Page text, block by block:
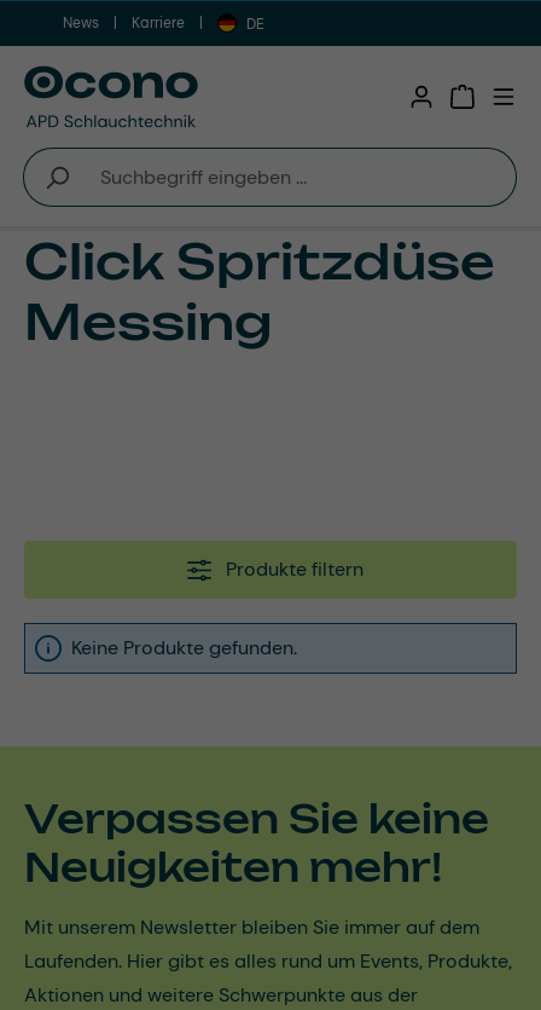
Zum Hauptinhalt springen
News Karriere DE
Click Spritzdüse
Messing
Produkte filtern
Keine Produkte gefunden.
Verpassen Sie keine
Neuigkeiten mehr!
Mit unserem Newsletter bleiben Sie immer auf dem
Laufenden. Hier gibt es alles rund um Events, Produkte,
Aktionen und weitere Schwerpunkte aus der